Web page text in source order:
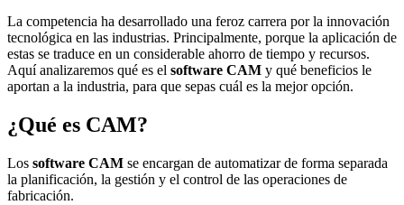
La competencia ha desarrollado una feroz carrera por la innovación
tecnológica en las industrias. Principalmente, porque la aplicación de
estas se traduce en un considerable ahorro de tiempo y recursos.
Aquí analizaremos qué es el software CAM y qué beneficios le
aportan a la industria, para que sepas cuál es la mejor opción.
¿Qué es CAM?
Los software CAM se encargan de automatizar de forma separada
la planificación, la gestión y el control de las operaciones de
fabricación.